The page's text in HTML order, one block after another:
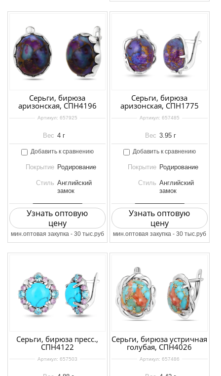
Серьги, бирюза
аризонская, СПН4196
Артикул: 657925
Вес 4 г
Добавить к сравнению
Покрытие Родирование
Стиль Английский
замок
Узнать оптовую
цену
мин.оптовая закупка - 30 тыс.руб
Серьги, бирюза
аризонская, СПН1775
Артикул: 657485
Вес 3.95 г
Добавить к сравнению
Покрытие Родирование
Стиль Английский
замок
Узнать оптовую
цену
мин.оптовая закупка - 30 тыс.руб
Серьги, бирюза пресс.,
СПН4122
Артикул: 657503
Серьги, бирюза устричная
голубая, СПН4026
Артикул: 657486